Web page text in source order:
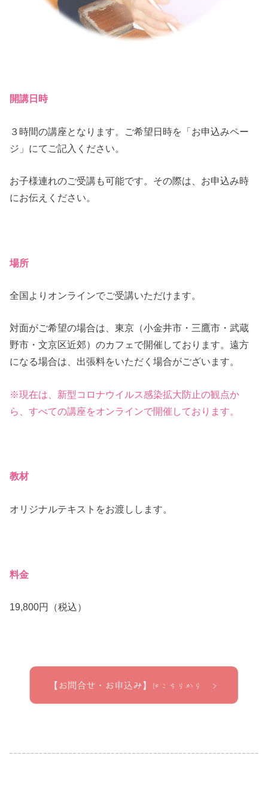
開講日時
３時間の講座となります。ご希望日時を「お申込みペー
ジ」にてご記入ください。
お子様連れのご受講も可能です。その際は、お申込み時
にお伝えください。
場所
全国よりオンラインでご受講いただけます。
対面がご希望の場合は、東京（小金井市・三鷹市・武蔵
野市・文京区近郊）のカフェで開催しております。遠方
になる場合は、出張料をいただく場合がございます。
※現在は、新型コロナウイルス感染拡大防止の観点か
ら、すべての講座をオンラインで開催しております。
教材
オリジナルテキストをお渡しします。
料金
19,800円（税込）